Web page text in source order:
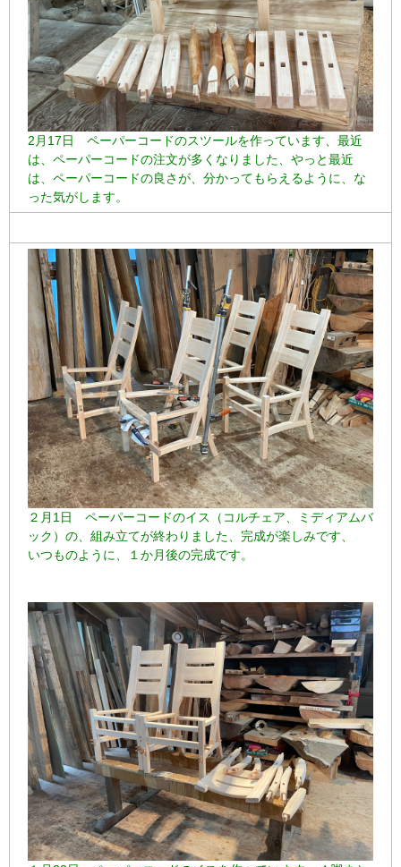
2月17日 ペーパーコードのスツールを作っています、最近
は、ペーパーコードの注文が多くなりました、やっと最近
は、ペーパーコードの良さが、分かってもらえるように、な
った気がします。
２月1日 ペーパーコードのイス（コルチェア、ミディアムバ
ック）の、組み立てが終わりました、完成が楽しみです、
いつものように、１か月後の完成です。